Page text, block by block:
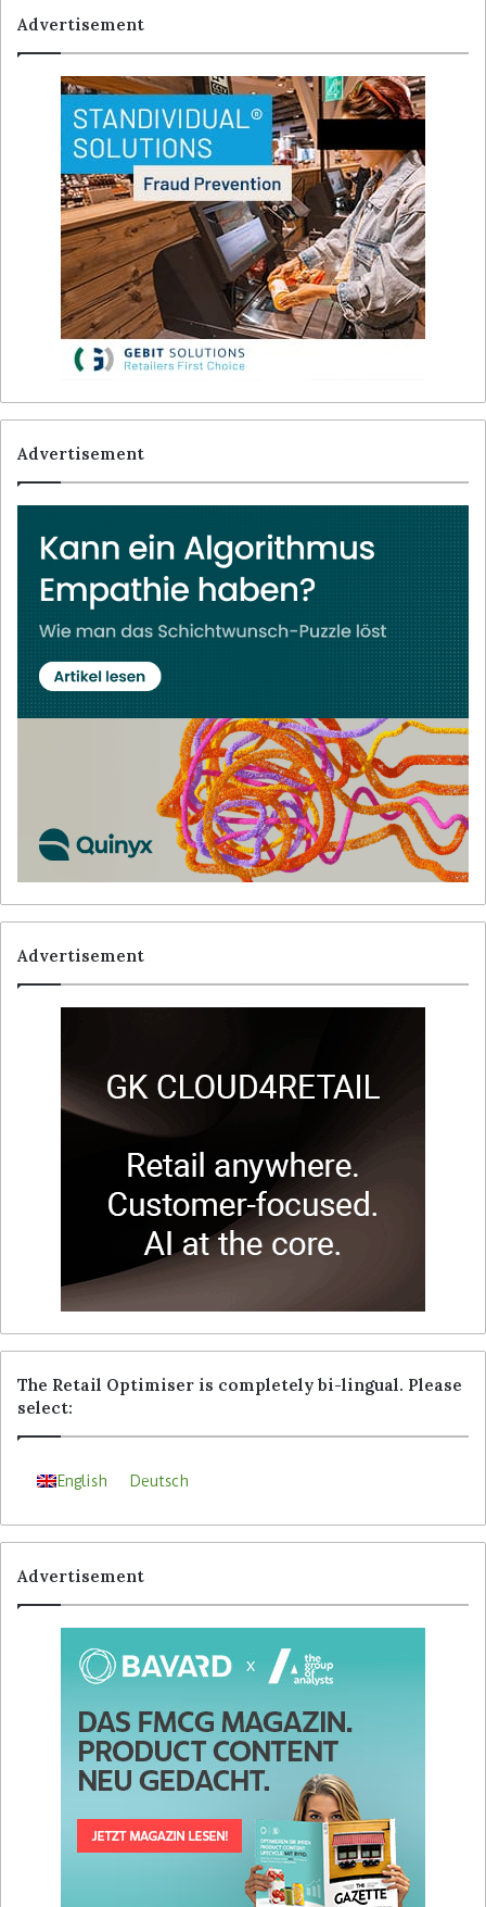
Advertisement
Advertisement
Advertisement
The Retail Optimiser is completely bi-lingual. Please
select:
English Deutsch
Advertisement